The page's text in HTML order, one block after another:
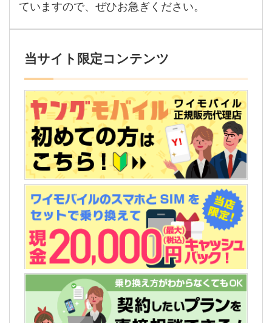
ていますので、ぜひお急ぎください。
当サイト限定コンテンツ